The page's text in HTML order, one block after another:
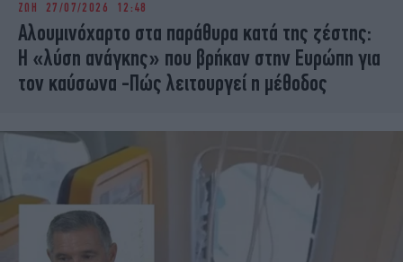
iBOOKS
OSCARS
THE OCEAN
MEDIA
ELAMEFORA
ΖΩΗ 27/07/2026 12:48
Αλουμινόχαρτο στα παράθυρα κατά της ζέστης:
Η «λύση ανάγκης» που βρήκαν στην Ευρώπη για
τον καύσωνα -Πώς λειτουργεί η μέθοδος